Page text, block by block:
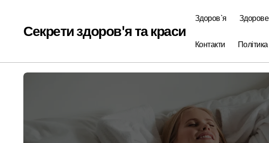
Секрети здоров'я та краси
Здоров`я
Контакти